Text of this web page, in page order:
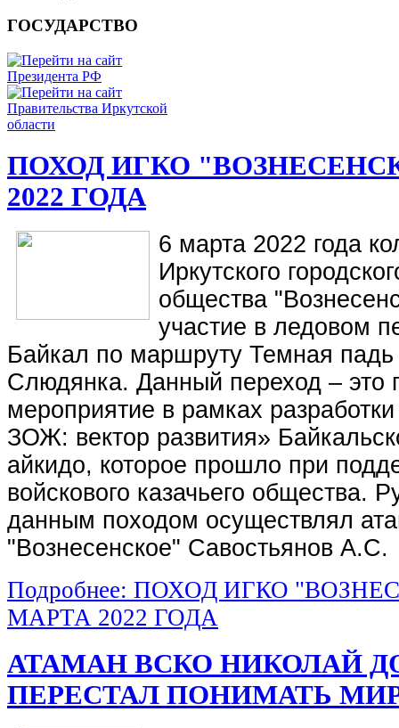
ГОСУДАРСТВО
ПОХОД ИГКО
2022 ГОДА
6 марта 2022 года
Иркутского
общества
участие в ледовом
Байкал по маршруту Темная падь
Слюдянка. Данный переход – это
мероприятие в рамках
ЗОЖ: вектор развития»
айкидо, которое прошло при
войскового казачьего общества.
данным походом осуществлял
"Вознесенское" Савостьянов А.С.
Подробнее: ПОХОД ИГКО
МАРТА 2022 ГОДА
АТАМАН ВСКО НИКОЛАЙ
ПЕРЕСТАЛ ПОНИМАТЬ